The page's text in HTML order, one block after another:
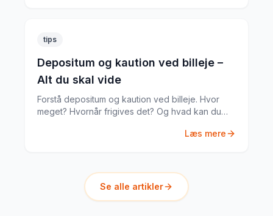
tips
Depositum og kaution ved billeje –
Alt du skal vide
Forstå depositum og kaution ved billeje. Hvor
meget? Hvornår frigives det? Og hvad kan du
Læs mere
Se alle artikler